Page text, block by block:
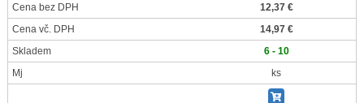
Cena bez DPH
12,37 €
Cena vč. DPH
14,97 €
Skladem
6 - 10
Mj
ks